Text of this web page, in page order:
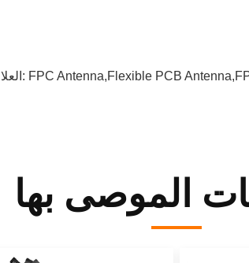
العلامات: FPC Antenna,Flexible PCB
الموصى بها